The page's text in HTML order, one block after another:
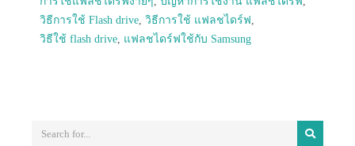
วิธีการใช้ Flash drive วิธีการใช้ แฟลชไดร์ฟ
วิธีใช้ flash drive แฟลชไดร์ฟใช้กับ Samsung